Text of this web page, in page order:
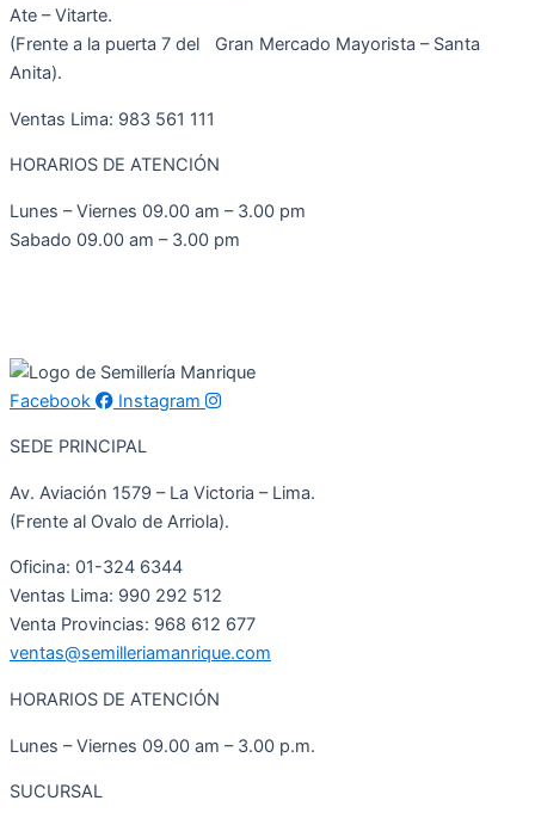
Ate – Vitarte.
(Frente a la puerta 7 del Gran Mercado Mayorista – Santa
Anita).
Ventas Lima: 983 561 111
HORARIOS DE ATENCIÓN
Lunes – Viernes 09.00 am – 3.00 pm
Sabado 09.00 am – 3.00 pm
Facebook Instagram
SEDE PRINCIPAL
Av. Aviación 1579 – La Victoria – Lima.
(Frente al Ovalo de Arriola).
Oficina: 01-324 6344
Ventas Lima: 990 292 512
Venta Provincias: 968 612 677
ventas@semilleriamanrique.com
HORARIOS DE ATENCIÓN
Lunes – Viernes 09.00 am – 3.00 p.m.
SUCURSAL